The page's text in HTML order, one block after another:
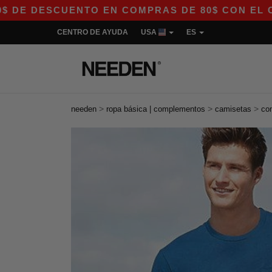
EN COMPRAS DE 80$ CON EL CÓDIGO
CENTRO DE AYUDA USA ES
needen > ropa básica | complementos > camisetas >